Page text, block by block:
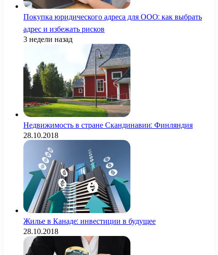
Покупка юридического адреса для ООО: как выбрать
адрес и избежать рисков
3 недели назад
Недвижимость в стране Скандинавии: Финляндия
28.10.2018
Жилье в Канаде: инвестиции в будущее
28.10.2018